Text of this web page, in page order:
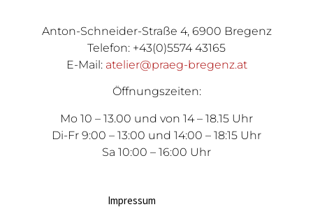
Anton-Schneider-Straße 4, 6900 Bregenz
Telefon: +43(0)5574 43165
E-Mail: atelier@praeg-bregenz.at
Öffnungszeiten:
Mo 10 – 13.00 und von 14 – 18.15 Uhr
Di-Fr 9:00 – 13:00 und 14:00 – 18:15 Uhr
Sa 10:00 – 16:00 Uhr
Impressum